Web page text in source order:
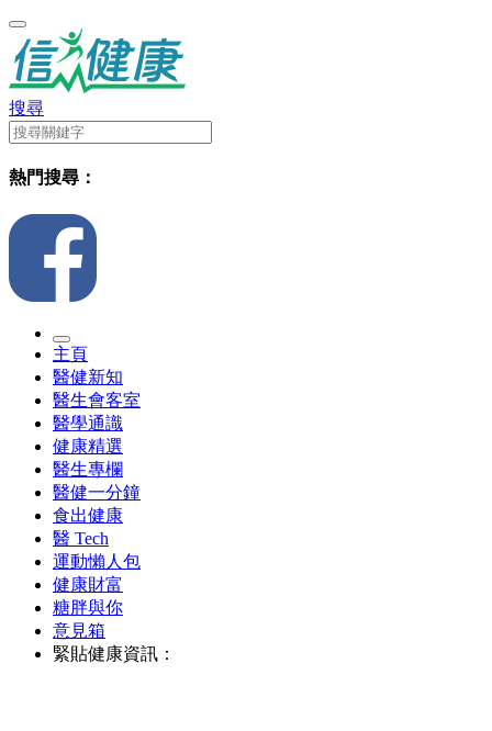
搜尋
熱門搜尋：
主頁
醫健新知
醫生會客室
醫學通識
健康精選
醫生專欄
醫健一分鐘
食出健康
醫 Tech
運動懶人包
健康財富
糖胖與你
意見箱
緊貼健康資訊：